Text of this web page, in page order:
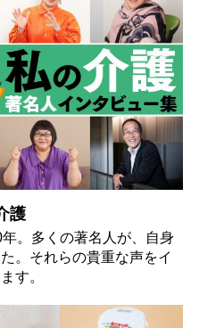
護
。多くの著名人が、自身
。それらの貴重な声をイ
す。